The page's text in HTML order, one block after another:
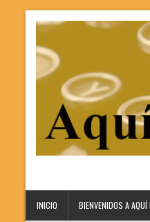
INICIO BIENVENIDOS A AQUÍ